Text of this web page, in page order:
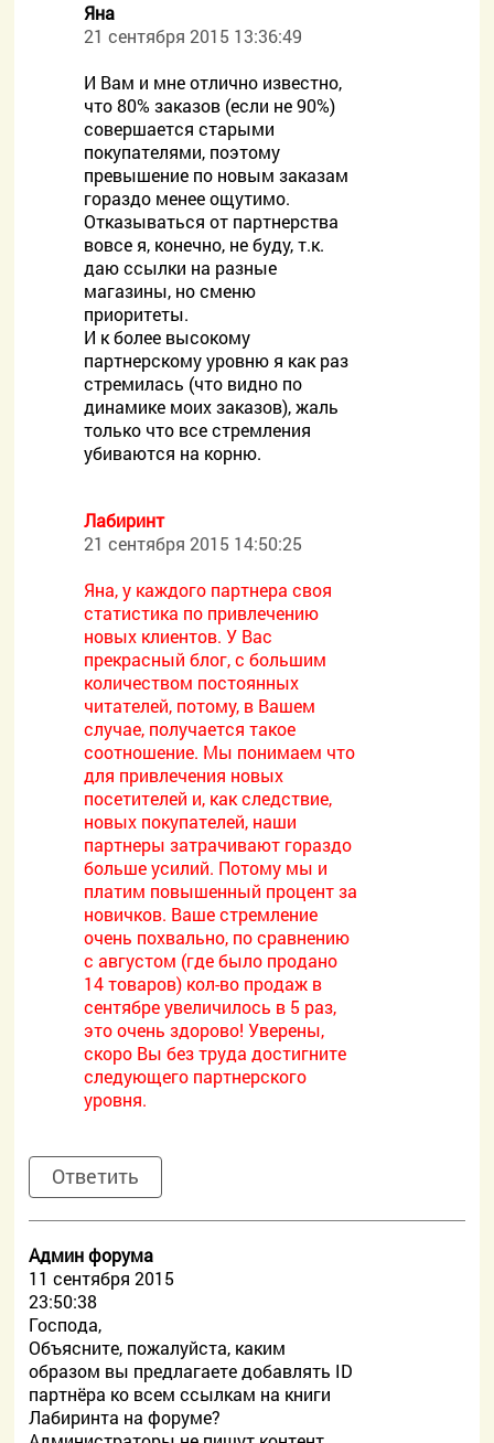
Яна
21 сентября 2015 13:36:49
И Вам и мне отлично известно,
что 80% заказов (если не 90%)
совершается старыми
покупателями, поэтому
превышение по новым заказам
гораздо менее ощутимо.
Отказываться от партнерства
вовсе я, конечно, не буду, т.к.
даю ссылки на разные
магазины, но сменю
приоритеты.
И к более высокому
партнерскому уровню я как раз
стремилась (что видно по
динамике моих заказов), жаль
только что все стремления
убиваются на корню.
Лабиринт
21 сентября 2015 14:50:25
Яна, у каждого партнера своя
статистика по привлечению
новых клиентов. У Вас
прекрасный блог, с большим
количеством постоянных
читателей, потому, в Вашем
случае, получается такое
соотношение. Мы понимаем что
для привлечения новых
посетителей и, как следствие,
новых покупателей, наши
партнеры затрачивают гораздо
больше усилий. Потому мы и
платим повышенный процент за
новичков. Ваше стремление
очень похвально, по сравнению
с августом (где было продано
14 товаров) кол-во продаж в
сентябре увеличилось в 5 раз,
это очень здорово! Уверены,
скоро Вы без труда достигните
следующего партнерского
уровня.
Ответить
Админ форума
11 сентября 2015
23:50:38
Господа,
Объясните, пожалуйста, каким
образом вы предлагаете добавлять ID
партнёра ко всем ссылкам на книги
Лабиринта на форуме?